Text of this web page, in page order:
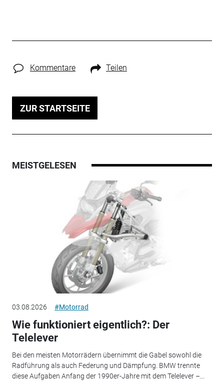
Kommentare Teilen
ZUR STARTSEITE
MEISTGELESEN
03.08.2026 #Motorrad
Wie funktioniert eigentlich?: Der
Telelever
Bei den meisten Motorrädern übernimmt die Gabel sowohl die
Radführung als auch Federung und Dämpfung. BMW trennte
diese Aufgaben Anfang der 1990er-Jahre mit dem Telelever –...